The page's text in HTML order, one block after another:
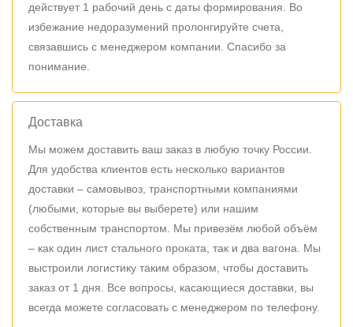
действует 1 рабочий день с даты формирования. Во
избежание недоразумений пролонгируйте счета,
связавшись с менеджером компании. Спасибо за
понимание.
Доставка
Мы можем доставить ваш заказ в любую точку России.
Для удобства клиентов есть несколько вариантов
доставки – самовывоз, транспортными компаниями
(любыми, которые вы выберете) или нашим
собственным транспортом. Мы привезём любой объём
– как один лист стального проката, так и два вагона. Мы
выстроили логистику таким образом, чтобы доставить
заказ от 1 дня. Все вопросы, касающиеся доставки, вы
всегда можете согласовать с менеджером по телефону.